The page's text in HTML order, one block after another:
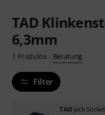
TAD
6,3mm
1 Produkte · Beratung
Filter
TAD Jack